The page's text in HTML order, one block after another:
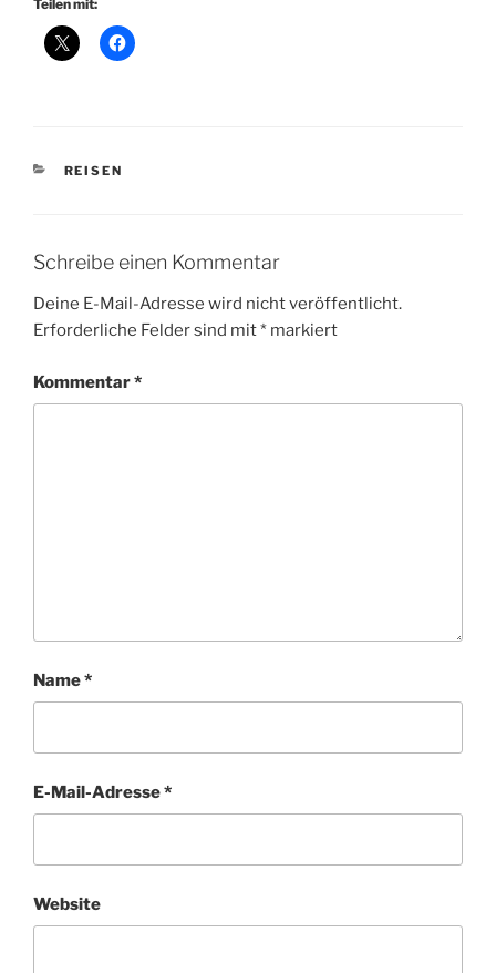
Teilen mit:
KATEGORIEN
REISEN
Schreibe einen Kommentar
Deine E-Mail-Adresse wird nicht veröffentlicht.
Erforderliche Felder sind mit* markiert
Kommentar*
Name*
E-Mail-Adresse*
Website